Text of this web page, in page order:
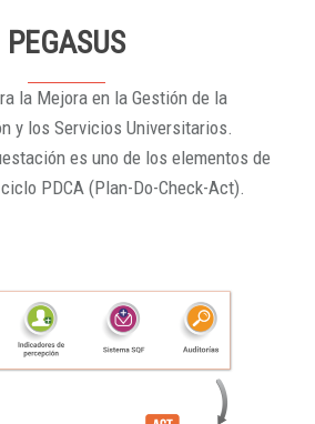
PEGASUS
la Mejora en la Gestión de la
y los Servicios Universitarios.
es uno de los elementos de
PDCA (Plan-Do-Check-Act).